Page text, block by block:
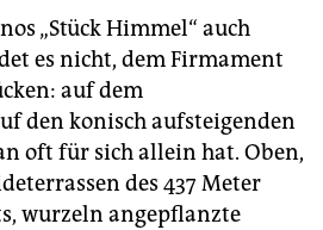
); Returnticket für
59,44 Euro, restliches Jahr
nach Funchal ist gewöhnlich
beträgt 2,5 Stunden.
Webseite
ist auch auf Deutsch wählbar
„Stück Himmel“ auch
es nicht, dem Firmament
auf dem
den konisch aufsteigenden
oft für sich allein hat. Oben,
des 437 Meter
wurzeln angepflanzte